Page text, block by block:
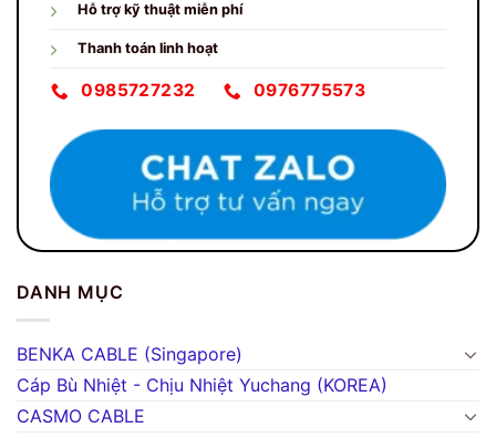
Hỗ trợ kỹ thuật miễn phí
Thanh toán linh hoạt
0985727232 0976775573
DANH MỤC
BENKA CABLE (Singapore)
Cáp Bù Nhiệt - Chịu Nhiệt Yuchang (KOREA)
CASMO CABLE